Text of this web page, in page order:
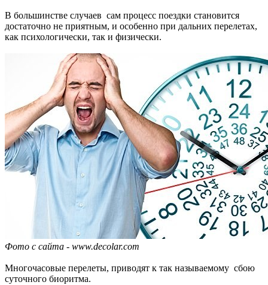
В большинстве случаев сам процесс поездки становится
достаточно не приятным, и особенно при дальних перелетах,
как психологически, так и физически.
Фото с сайта - www.decolar.com
Многочасовые перелеты, приводят к так называемому сбою
суточного биоритма.